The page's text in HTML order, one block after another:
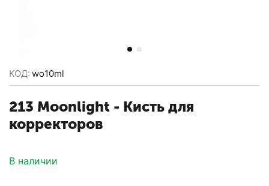
КОД: wo10ml
213 Moonlight - Кисть для
корректоров
В наличии